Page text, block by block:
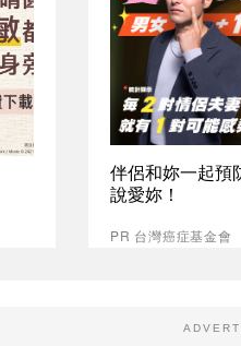
伴侶和妳一起預
說愛妳！
PR 台灣癌症基金會